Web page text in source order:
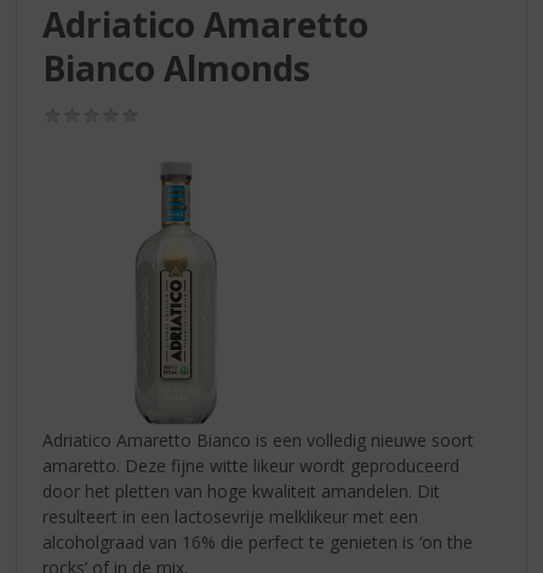
Adriatico Amaretto
Bianco Almonds
Adriatico Amaretto Bianco is een volledig nieuwe soort
amaretto. Deze fijne witte likeur wordt geproduceerd
door het pletten van hoge kwaliteit amandelen. Dit
resulteert in een lactosevrije melklikeur met een
alcoholgraad van 16% die perfect te genieten is ‘on the
rocks’ of in de mix.